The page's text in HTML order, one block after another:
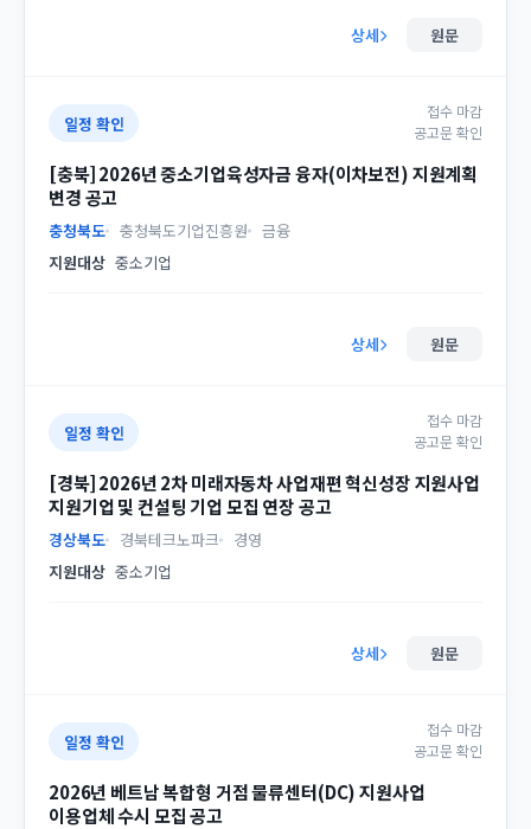
상세 원문
일정 확인
[충북] 2026년 중소기업육성자금 융자(이차보전) 지원계획
변경 공고
충청북도 충청북도기업진흥원
금융
지원대상 중소기업
접수 마감
공고문 확인
상세 원문
일정 확인
[경북] 2026년 2차 미래자동차 사업재편 혁신성장 지원사업
지원기업 및 컨설팅 기업 모집 연장 공고
경상북도 경북테크노파크
경영
지원대상 중소기업
접수 마감
공고문 확인
상세 원문
일정 확인
2026년 베트남 복합형 거점 물류센터(DC) 지원사업
이용업체 수시 모집 공고
접수 마감
공고문 확인